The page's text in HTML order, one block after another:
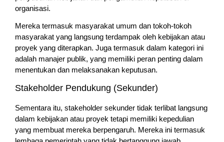
organisasi.
Mereka termasuk masyarakat umum dan tokoh-tokoh
masyarakat yang langsung terdampak oleh kebijakan atau
proyek yang diterapkan. Juga termasuk dalam kategori ini
adalah manajer publik, yang memiliki peran penting dalam
menentukan dan melaksanakan keputusan.
Stakeholder Pendukung (Sekunder)
Sementara itu, stakeholder sekunder tidak terlibat langsung
dalam kebijakan atau proyek tetapi memiliki kepedulian
yang membuat mereka berpengaruh. Mereka ini termasuk